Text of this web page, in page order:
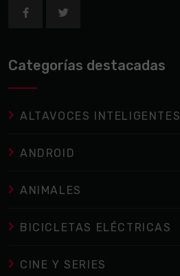
Categorías destacadas
ALTAVOCES INTELIGENTES
ANDROID
ANIMALES
BICICLETAS ELÉCTRICAS
CINE Y SERIES